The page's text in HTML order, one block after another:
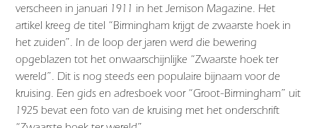
verscheen in januari 1911 in het Jemison Magazine. Het
artikel kreeg de titel “Birmingham krijgt de zwaarste hoek in
het zuiden”. In de loop der jaren werd die bewering
opgeblazen tot het onwaarschijnlijke “Zwaarste hoek ter
wereld”. Dit is nog steeds een populaire bijnaam voor de
kruising. Een gids en adresboek voor “Groot-Birmingham” uit
1925 bevat een foto van de kruising met het onderschrift